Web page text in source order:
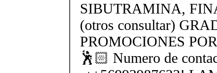
SIBUTRAMINA,
(otros consultar)
PROMOCIONES
🕺🏻 Numero de